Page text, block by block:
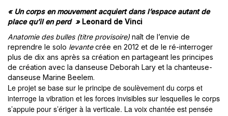
« Un corps en mouvement acquiert dans l’espace autant de
place qu’il en perd » Leonard de Vinci
Anatomie des bulles (titre provisoire) naît de l’envie de
reprendre le solo levantecrée en 2012 et de le ré-interroger
plus de dix ans après sa création en partageant les principes
de création avec la danseuse Deborah Lary et la chanteuse-
danseuse Marine Beelem.
Le projet se base sur le principe de soulèvement du corps et
interroge la vibration et les forces invisibles sur lesquelles le corps
s’appuie pour s’ériger à la verticale. La voix chantée est pensée